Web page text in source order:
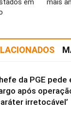
em
mais
da PGE pede
após
irretocável’